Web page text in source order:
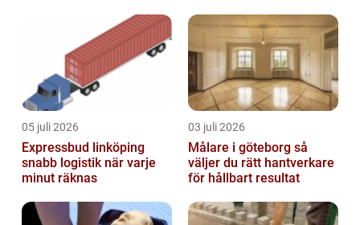
05 juli 2026
Expressbud linköping
snabb logistik när varje
minut räknas
03 juli 2026
Målare i göteborg så
väljer du rätt hantverkare
för hållbart resultat